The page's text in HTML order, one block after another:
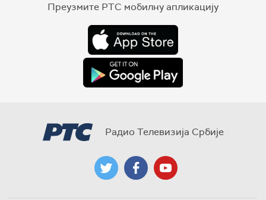
Преузмите РТС мобилну апликацију
Радио Телевизија Србије